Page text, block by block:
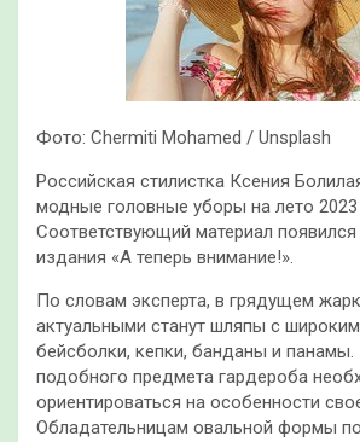
Фото: Chermiti Mohamed / Unsplash
Российская стилистка Ксения
модные головные уборы на лето 2023
Соответствующий материал появился
издания «А теперь внимание!».
По словам эксперта, в грядущем
актуальными станут шляпы с
бейсболки, кепки, банданы и
подобного предмета гардероба
ориентироваться на особенности
Обладательницам овальной формы